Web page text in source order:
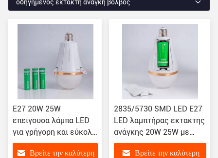
οδηγημένος έκτακτη ανάγκη βολβός
E27 20W 25W
επείγουσα λάμπα LED
για γρήγορη και εύκολη
εγκατάσταση
Βρείτε την καλύτερη
2835/5730 SMD LED E27
LED λαμπτήρας έκτακτης
ανάγκης 20W 25W με
μπαταρία λιθίου
Βρείτε την καλύτερη